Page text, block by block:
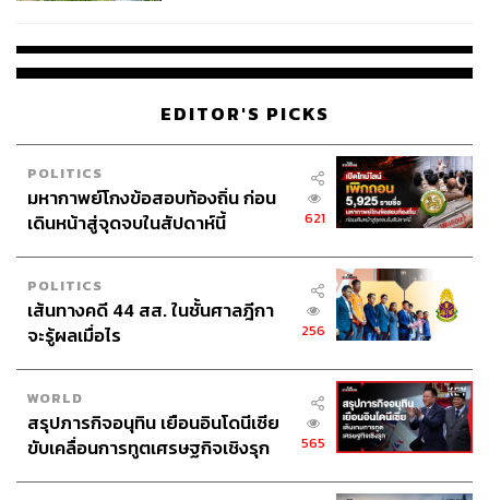
EDITOR'S PICKS
POLITICS
มหากาพย์โกงข้อสอบท้องถิ่น ก่อน
เดินหน้าสู่จุดจบในสัปดาห์นี้
621
POLITICS
เส้นทางคดี 44 สส. ในชั้นศาลฎีกา
จะรู้ผลเมื่อไร
256
WORLD
สรุปภารกิจอนุทิน เยือนอินโดนีเซีย
ขับเคลื่อนการทูตเศรษฐกิจเชิงรุก
565